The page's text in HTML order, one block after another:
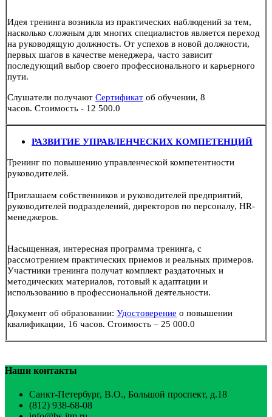
Идея тренинга возникла из практических наблюдений за тем,
насколько сложным для многих специалистов является переход
на руководящую должность. От успехов в новой должности,
первых шагов в качестве менеджера, часто зависит
последующий выбор своего профессионального и карьерного
пути.
Слушатели получают Сертификат об обучении, 8
часов. Стоимость - 12 500.0
РАЗВИТИЕ УПРАВЛЕНЧЕСКИХ КОМПЕТЕНЦИЙ
Тренинг по повышению управленческой компетентности
руководителей.
Приглашаем собственников и руководителей предприятий,
руководителей подразделений, директоров по персоналу, HR-
менеджеров.
Насыщенная, интересная программа тренинга, с
рассмотрением практических приемов и реальных примеров.
Участники тренинга получат комплект раздаточных и
методических материалов, готовый к адаптации и
использованию в профессиональной деятельности.
Документ об образовании: Удостоверение о повышении
квалификации, 16 часов. Стоимость – 25 000.0
Наши контакты
Санкт-Петербург, В.О., Большой проспект, д.18
(812) 938-68-08